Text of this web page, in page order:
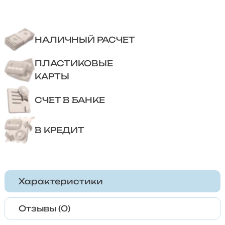
НАЛИЧНЫЙ РАСЧЕТ
ПЛАСТИКОВЫЕ
КАРТЫ
СЧЕТ В БАНКЕ
В КРЕДИТ
Характеристики
Отзывы (0)